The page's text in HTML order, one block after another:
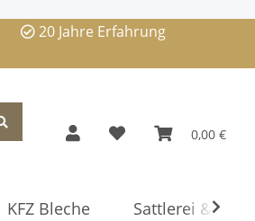
20 Jahre Erfahrung
0,00 €
KFZ Bleche Sattlerei &